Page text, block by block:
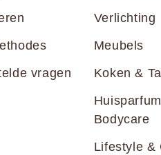
vragen
Verlichting
Meubels
Koken &
Bodycare
Lifestyle &